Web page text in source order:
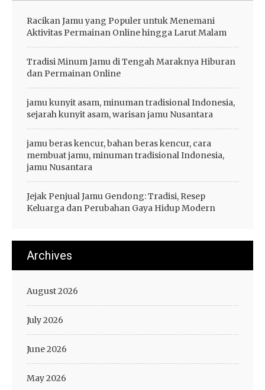
Racikan Jamu yang Populer untuk Menemani
Aktivitas Permainan Online hingga Larut Malam
Tradisi Minum Jamu di Tengah Maraknya Hiburan
dan Permainan Online
jamu kunyit asam, minuman tradisional Indonesia,
sejarah kunyit asam, warisan jamu Nusantara
jamu beras kencur, bahan beras kencur, cara
membuat jamu, minuman tradisional Indonesia,
jamu Nusantara
Jejak Penjual Jamu Gendong: Tradisi, Resep
Keluarga dan Perubahan Gaya Hidup Modern
Archives
August 2026
July 2026
June 2026
May 2026